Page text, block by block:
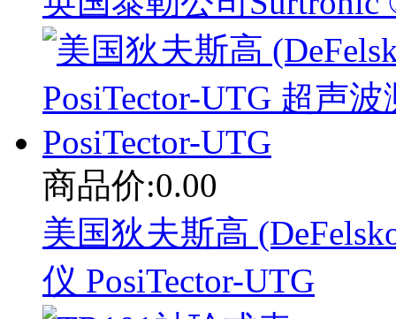
商品价:0.00
美国狄夫斯高
仪 PosiTector-UTG